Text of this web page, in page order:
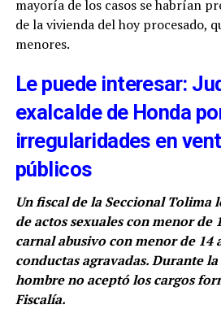
mayoría de los casos se habrían
de la vivienda del hoy procesado,
menores.
Le puede interesar:
exalcalde de Honda
irregularidades en
públicos
Un fiscal de la Seccional Tolima
de actos sexuales con menor de
carnal abusivo con menor de 14
conductas agravadas. Durante
hombre no aceptó los cargos
Fiscalía.